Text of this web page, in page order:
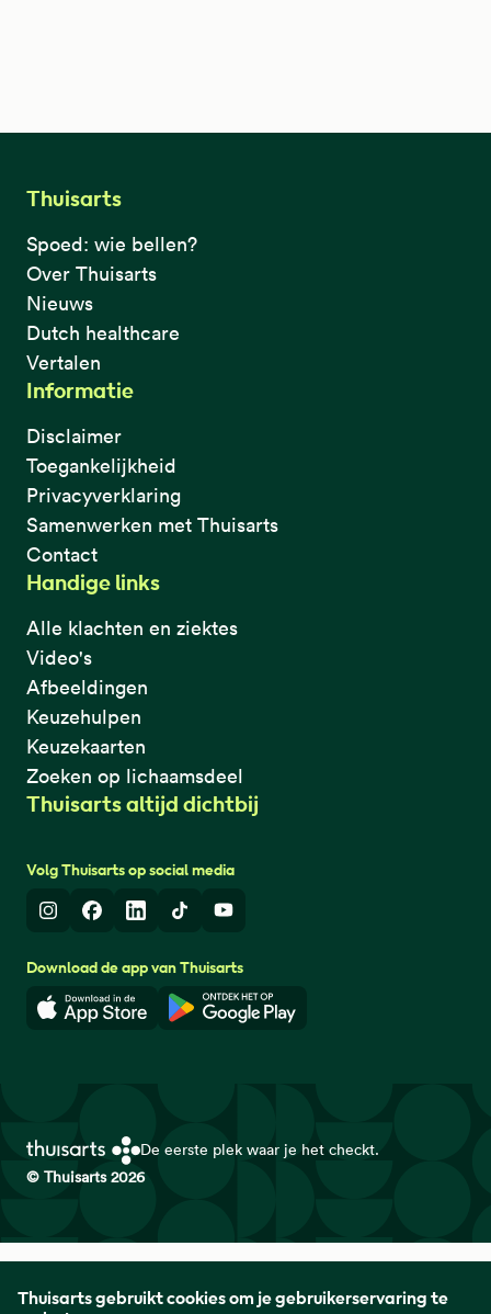
Thuisarts gebruikt cookies om je gebruikerservaring te
Thuisarts
Spoed: wie bellen?
Over Thuisarts
Nieuws
Dutch healthcare
Vertalen
Informatie
Disclaimer
Toegankelijkheid
Privacyverklaring
Samenwerken met Thuisarts
Contact
Handige links
Alle klachten en ziektes
Video's
Afbeeldingen
Keuzehulpen
Keuzekaarten
Zoeken op lichaamsdeel
Thuisarts altijd dichtbij
Volg Thuisarts op social media
InstagramFacebook
LinkedInTikTokYoutube
Download de app van Thuisarts
Download in de App StoreDownload in de Google Play
De eerste plek waar je het checkt.
© Thuisarts 2026
Huisartsen Genootschap met de Federatie Medisch